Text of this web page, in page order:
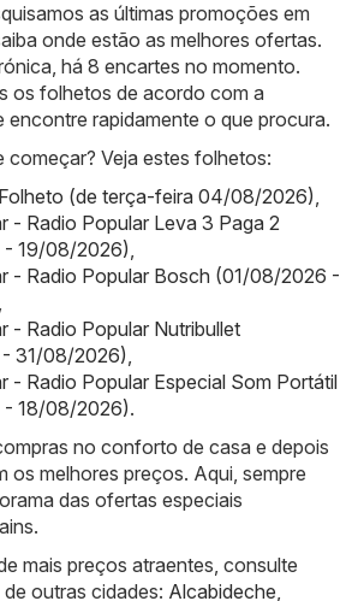
as últimas promoções em
onde estão as melhores ofertas.
há 8 encartes no momento.
os folhetos de acordo com a
encontre rapidamente o que procura.
começar? Veja estes folhetos:
(de terça-feira 04/08/2026),
- Radio Popular Leva 3 Paga 2
19/08/2026),
- Radio Popular Bosch (01/08/2026 -
,
- Radio Popular Nutribullet
31/08/2026),
- Radio Popular Especial Som Portátil
18/08/2026).
no conforto de casa e depois
os melhores preços. Aqui, sempre
das ofertas especiais
mais preços atraentes, consulte
outras cidades: Alcabideche,